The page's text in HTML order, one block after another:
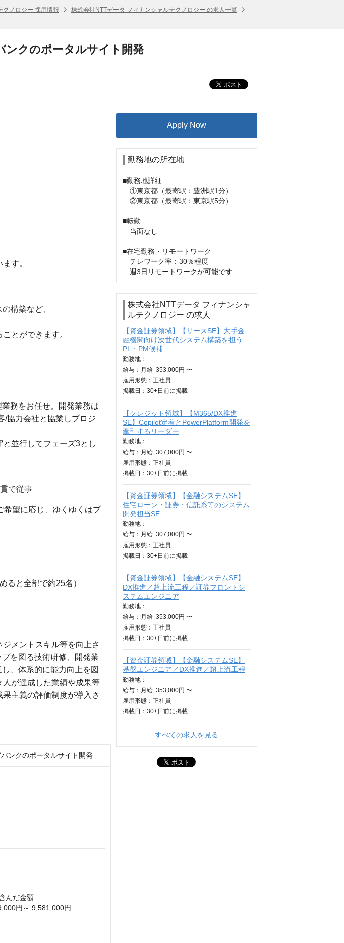
クノロジー 採用情報
株式会社NTTデータ フィナンシャルテクノロジー の求人一覧
ンクのポータルサイト開発
す。
構築など、
とができます。
務をお任せ。開発業務は
/協力会社と協業しプロジ
並行してフェーズ3とし
で従事
望に応じ、ゆくゆくはプ
ると全部で約25名）
メントスキル等を向上さ
を図る技術研修、開発業
、体系的に能力向上を図
が達成した業績や成果等
主義の評価制度が導入さ
ンクのポータルサイト開発
んだ金額
円～ 9,581,000円
Apply Now
勤務地の所在地
■勤務地詳細
①東京都（最寄駅：豊洲駅1分）
②東京都（最寄駅：東京駅5分）
■転勤
当面なし
■在宅勤務・リモートワーク
テレワーク率：30％程度
週3日リモートワークが可能です
株式会社NTTデータ フィナンシャ
ルテクノロジー の求人
【資金証券領域】【リースSE】大手金
融機関向け次世代システム構築を担う
PL・PM候補
勤務地：
給与： 月給 353,000円 〜
雇用形態：正社員
掲載日： 30+日 前に掲載
【クレジット領域】【M365/DX推進
SE】Copilot定着とPowerPlatform開発を
牽引するリーダー
勤務地：
給与： 月給 307,000円 〜
雇用形態：正社員
掲載日： 30+日 前に掲載
【資金証券領域】【金融システムSE】
住宅ローン・証券・信託系等のシステム
開発担当SE
勤務地：
給与： 月給 307,000円 〜
雇用形態：正社員
掲載日： 30+日 前に掲載
【資金証券領域】【金融システムSE】
DX推進／超上流工程／証券フロントシ
ステムエンジニア
勤務地：
給与： 月給 353,000円 〜
雇用形態：正社員
掲載日： 30+日 前に掲載
【資金証券領域】【金融システムSE】
基盤エンジニア／DX推進／超上流工程
勤務地：
給与： 月給 353,000円 〜
雇用形態：正社員
掲載日： 30+日 前に掲載
すべての求人を見る